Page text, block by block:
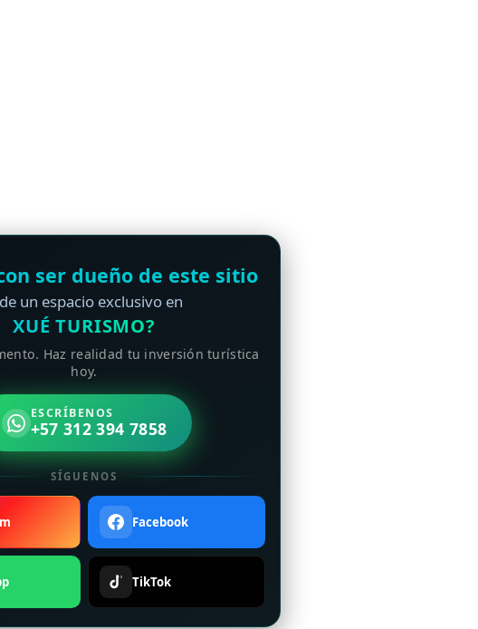
ser dueño de este sitio
un espacio exclusivo en
XUÉ TURISMO?
Haz realidad tu inversión turística
hoy.
ESCRÍBENOS
+57 312 394 7858
SÍGUENOS
Facebook
TikTok